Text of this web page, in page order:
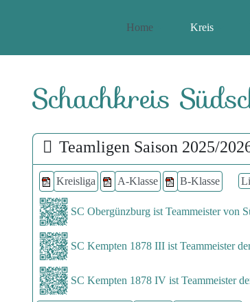
Home Kreis
Schachkreis
Teamligen Saison 2025/
Kreisliga A-Klasse B-Klasse
SC Obergünzburg ist Teammeister von
SC Kempten 1878 III ist Teammeister
SC Kempten 1878 IV ist Teammeister